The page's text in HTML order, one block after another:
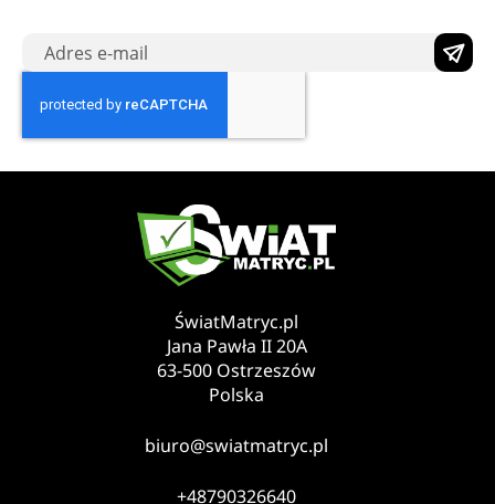
ŚwiatMatryc.pl
Jana Pawła II 20A
63-500 Ostrzeszów
Polska
biuro@swiatmatryc.pl
+48790326640